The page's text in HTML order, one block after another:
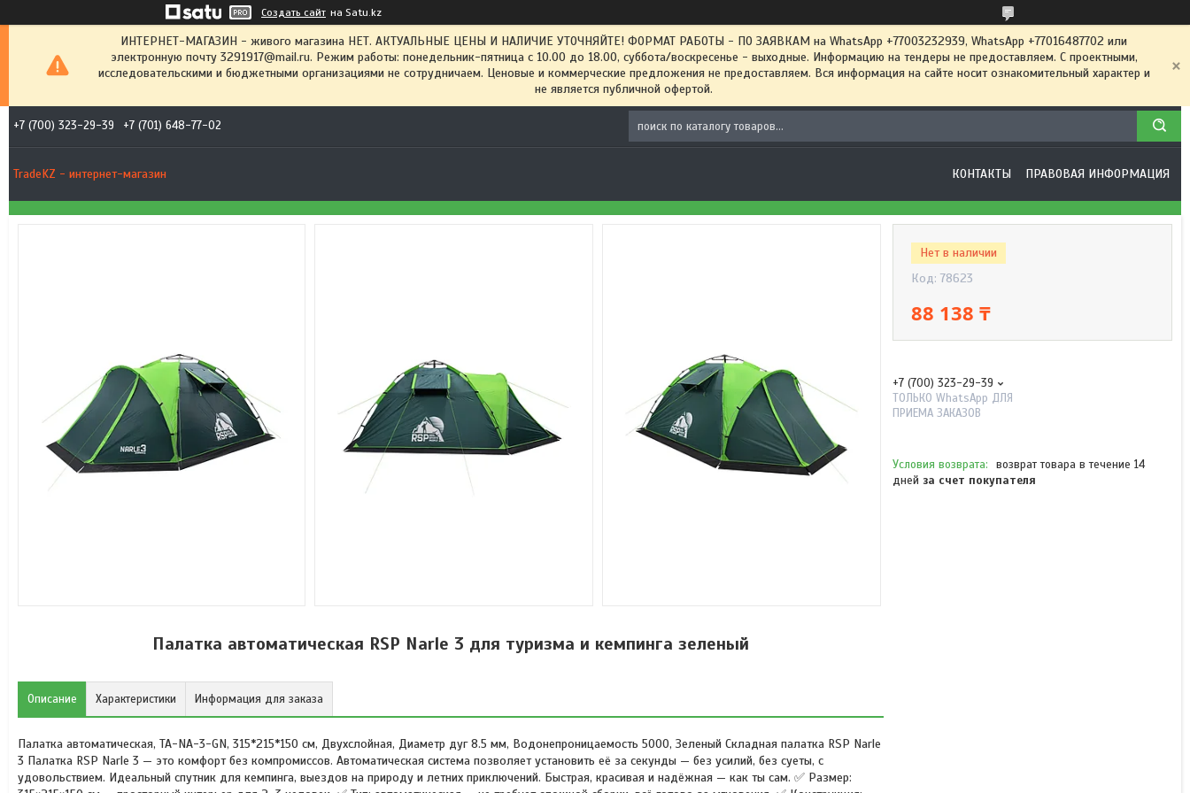
Создать сайт на Satu.kz
ИНТЕРНЕТ-МАГАЗИН - живого магазина НЕТ. АКТУАЛЬНЫЕ ЦЕНЫ И НАЛИЧИЕ УТОЧНЯЙТЕ! ФОРМАТ РАБОТЫ - ПО ЗАЯВКАМ на WhatsApp +77003232939, WhatsApp +77016487702 или
электронную почту 3291917@mail.ru. Режим работы: понедельник-пятница с 10.00 до 18.00, суббота/воскресенье - выходные. Информацию на тендеры не предоставляем. С проектными,
исследовательскими и бюджетными организациями не сотрудничаем. Ценовые и коммерческие предложения не предоставляем. Вся информация на сайте носит ознакомительный характер и
не является публичной офертой.
+7 (700) 323-29-39 +7 (701) 648-77-02
TradeKZ - интернет-магазин КОНТАКТЫ ПРАВОВАЯ ИНФОРМАЦИЯ
Палатка автоматическая RSP Narle 3 для туризма и кемпинга зеленый
Описание Характеристики Информация для заказа
Палатка автоматическая, TA-NA-3-GN, 315*215*150 см, Двухслойная, Диаметр дуг 8.5 мм, Водонепроницаемость 5000, Зеленый Складная палатка RSP Narle
3 Палатка RSP Narle 3 — это комфорт без компромиссов. Автоматическая система позволяет установить её за секунды — без усилий, без суеты, с
удовольствием. Идеальный спутник для кемпинга, выездов на природу и летних приключений. Быстрая, красивая и надёжная — как ты сам. ✅ Размер:
Нет в наличии
Код: 78623
88 138 ₸
+7 (700) 323-29-39
ТОЛЬКО WhatsApp ДЛЯ
ПРИЕМА ЗАКАЗОВ
возврат товара в течение 14
дней за счет покупателя